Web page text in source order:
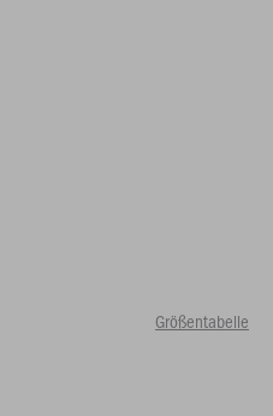
Größentabelle